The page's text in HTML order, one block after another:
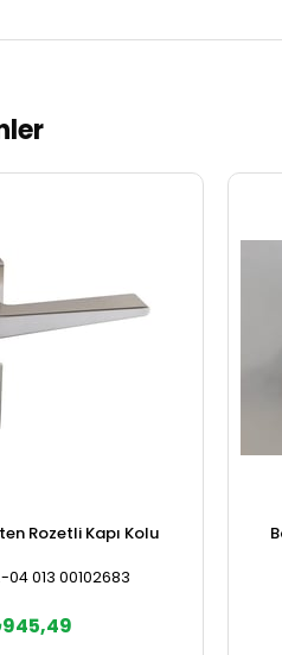
Rozetli Kapı Kolu
04 013 00102683